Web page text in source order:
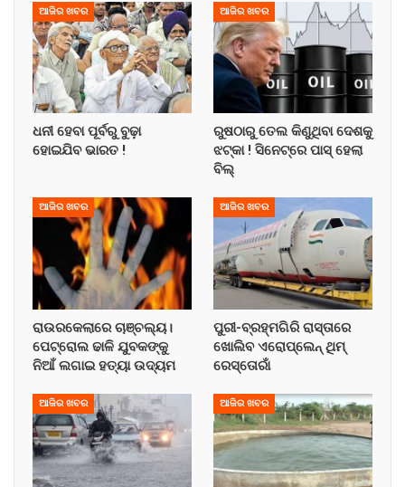
ଆଜିର ଖବର
ଧନୀ ହେବା ପୂର୍ବରୁ ବୁଢ଼ା
ହୋଇଯିବ ଭାରତ !
ଆଜିର ଖବର
ରୁଷଠାରୁ ତେଲ କିଣୁଥିବା ଦେଶକୁ
ଝଟ୍‌କା ! ସିନେଟ୍‌ରେ ପାସ୍ ହେଲା
ବିଲ୍
ଆଜିର ଖବର
ରାଉରକେଲାରେ ଚାଞ୍ଚଲ୍ୟ।
ପେଟ୍ରୋଲ ଢାଳି ଯୁବକଙ୍କୁ
ନିଆଁ ଲଗାଇ ହତ୍ୟା ଉଦ୍ୟମ
ଆଜିର ଖବର
ପୁରୀ-ବ୍ରହ୍ମଗିରି ରାସ୍ତାରେ
ଖୋଲିବ ଏରୋପ୍ଲେନ୍‌ ଥିମ୍‌
ରେସ୍ତୋରାଁ
ଆଜିର ଖବର ଆଜିର ଖବର